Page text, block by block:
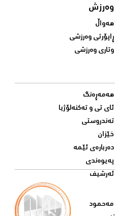
وەرزش
هەواڵ
ڕاپۆرتی وەرزشی
وتاری وەرزشی
هەمەڕەنگ
ئای تی و تەکنەلۆژیا
تەندروستی
خێزان
دەربارەی ئێمە
پەیوەندی
ئەرشیف
مه‌حمود